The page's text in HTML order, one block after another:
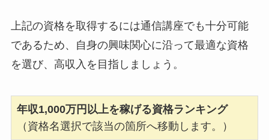
上記の資格を取得するには通信講座でも十分可能
であるため、自身の興味関心に沿って最適な資格
を選び、高収入を目指しましょう。
年収1,000万円以上を稼げる資格ランキング
（資格名選択で該当の箇所へ移動します。）